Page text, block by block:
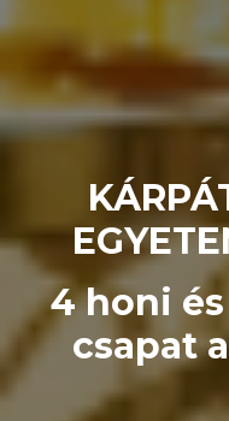
4 honi
csapat